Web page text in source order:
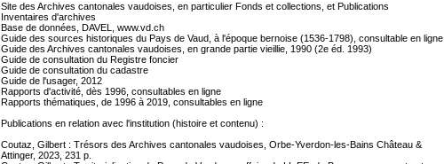
Site des Archives cantonales vaudoises, en particulier Fonds et collections, et Publications
Inventaires d'archives
Base de données, DAVEL, www.vd.ch
Guide des sources historiques du Pays de Vaud, à l'époque bernoise (1536-1798), consultable en ligne
Guide des Archives cantonales vaudoises, en grande partie vieillie, 1990 (2e éd. 1993)
Guide de consultation du Registre foncier
Guide de consultation du cadastre
Guide de l'usager, 2012
Rapports d'activité, dès 1996, consultables en ligne
Rapports thématiques, de 1996 à 2019, consultables en ligne
Publications en relation avec l'institution (histoire et contenu) :
Coutaz, Gilbert : Trésors des Archives cantonales vaudoises, Orbe-Yverdon-les-Bains Château &
Attinger, 2023, 231 p.